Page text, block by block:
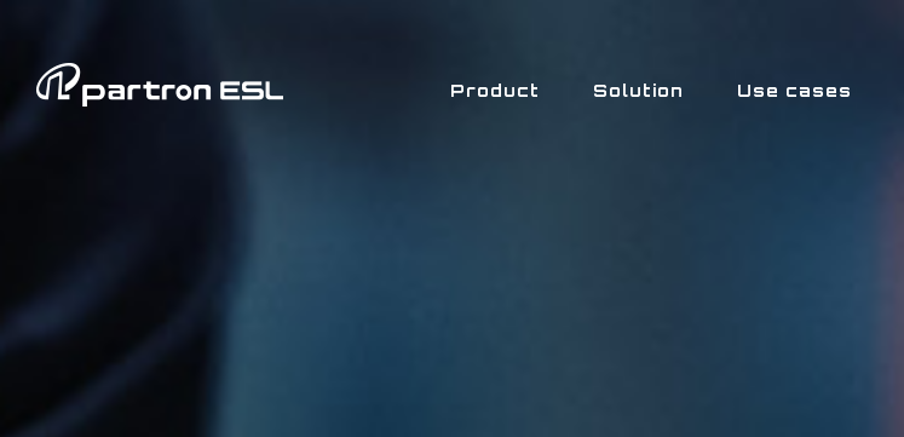
Product Solution Use cases